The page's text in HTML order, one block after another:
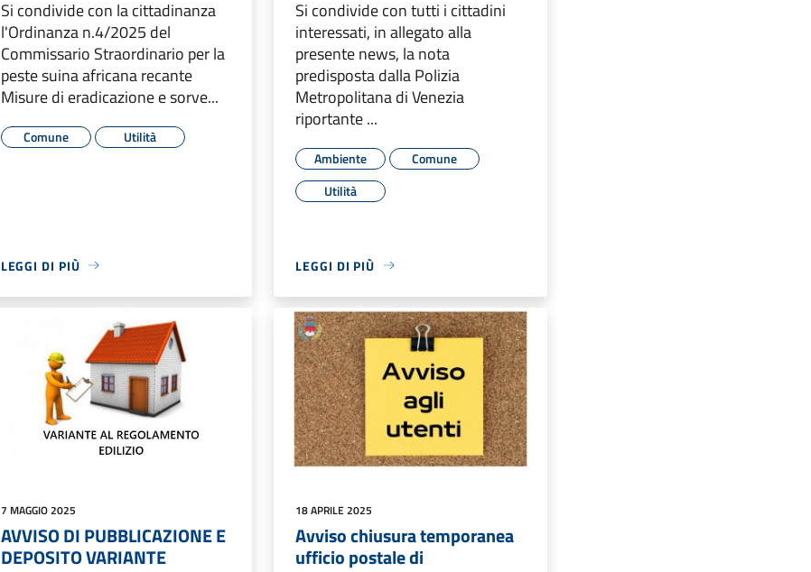
Si condivide con la cittadinanza
l'Ordinanza n.4/2025 del
Commissario Straordinario per la
peste suina africana recante
Misure di eradicazione e sorve...
Comune Utilità
LEGGI DI PIÙ
Si condivide con tutti i cittadini
interessati, in allegato alla
presente news, la nota
predisposta dalla Polizia
Metropolitana di Venezia
riportante ...
Ambiente
Comune
Utilità
LEGGI DI PIÙ
7 MAGGIO 2025
AVVISO DI PUBBLICAZIONE E
DEPOSITO VARIANTE
18 APRILE 2025
Avviso chiusura temporanea
ufficio postale di